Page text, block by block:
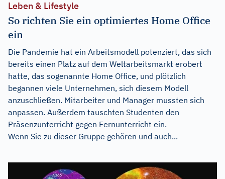
Leben & Lifestyle
So richten Sie ein optimiertes Home Office
ein
Die Pandemie hat ein Arbeitsmodell potenziert, das sich
bereits einen Platz auf dem Weltarbeitsmarkt erobert
hatte, das sogenannte Home Office, und plötzlich
begannen viele Unternehmen, sich diesem Modell
anzuschließen. Mitarbeiter und Manager mussten sich
anpassen. Außerdem tauschten Studenten den
Präsenzunterricht gegen Fernunterricht ein.
Wenn Sie zu dieser Gruppe gehören und auch...